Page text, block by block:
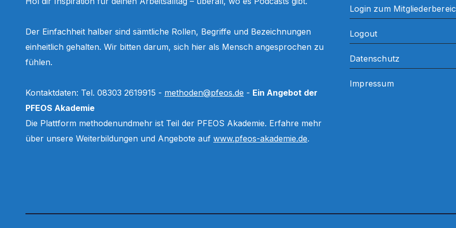
Der Einfachheit halber sind sämtliche Rollen, Begriffe und Bezeichnungen
einheitlich gehalten. Wir bitten darum, sich hier als Mensch angesprochen zu
fühlen.
Kontaktdaten: Tel. 08303 2619915 - methoden@pfeos.de - Ein Angebot der
PFEOS Akademie
Die Plattform methodenundmehr ist Teil der PFEOS Akademie. Erfahre mehr
über unsere Weiterbildungen und Angebote auf www.pfeos-akademie.de.
Login zum
Logout
Datenschutz
Impressum